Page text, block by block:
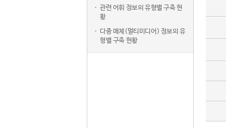
관련 어휘 정보의 유형별 구축 현
황
다중 매체(멀티미디어) 정보의 유
형별 구축 현황